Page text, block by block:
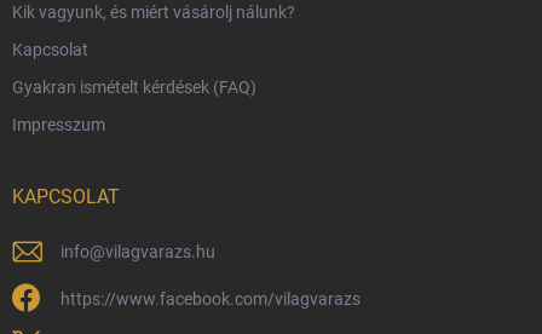
Harry Potter bolt Magyarország
Rendelésem
Reklamáció és visszáru
Hűségprogram
Általános Szerződési Feltételek
Adatvédelmi feltételek
Védjegyek és szerzői jogok
Fémjelzés és nemesfém-tájékoztató
Kik vagyunk, és miért vásárolj nálunk?
Kapcsolat
Gyakran ismételt kérdések (FAQ)
Impresszum
KAPCSOLAT
info@vilagvarazs.hu
https://www.facebook.com/vilagvarazs